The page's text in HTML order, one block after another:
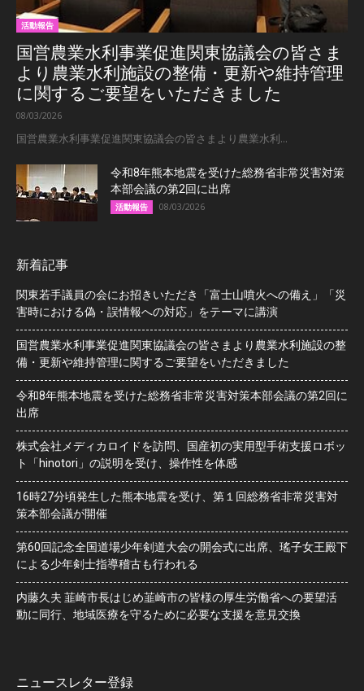
活動報告
国営農業水利事業促進関東協議会の皆さま
より農業水利施設の整備・更新や維持管理
に関するご要望をいただきました
08/03/2026
国営農業水利事業促進関東協議会の皆さまより農業水利...
令和8年熊本地震を受けた総務省非常災害対策
本部会議の第2回に出席
活動報告 08/03/2026
新着記事
関東若手議員の会にお招きいただき「富士山噴火への備え」「災
害時における偽・誤情報への対応」をテーマに講演
国営農業水利事業促進関東協議会の皆さまより農業水利施設の整
備・更新や維持管理に関するご要望をいただきました
令和8年熊本地震を受けた総務省非常災害対策本部会議の第2回に
出席
株式会社メディカロイドを訪問、国産初の実用型手術支援ロボッ
ト「hinotori」の説明を受け、操作性を体感
16時27分頃発生した熊本地震を受け、第１回総務省非常災害対
策本部会議が開催
第60回記念全国道場少年剣道大会の開会式に出席、瑤子女王殿下
による少年剣士指導稽古も行われる
内藤久夫 韮崎市長はじめ韮崎市の皆様の厚生労働省への要望活
動に同行、地域医療を守るために必要な支援を意見交換
ニュースレター登録